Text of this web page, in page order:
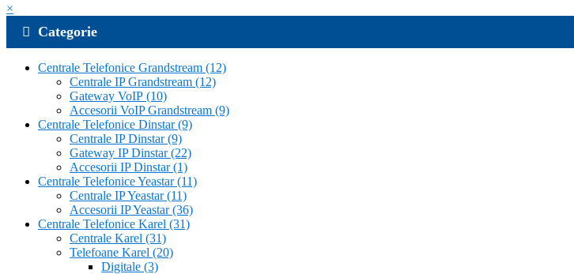
×
Categorie
Centrale Telefonice Grandstream (12)
Centrale IP Grandstream (12)
Gateway VoIP (10)
Accesorii VoIP Grandstream (9)
Centrale Telefonice Dinstar(9)
Centrale IP Dinstar(9)
Gateway IP Dinstar(22)
Accesorii IP Dinstar(1)
Centrale Telefonice Yeastar(11)
Centrale IP Yeastar(11)
Accesorii IP Yeastar(36)
Centrale Telefonice Karel (31)
Centrale Karel (31)
Telefoane Karel (20)
Digitale (3)